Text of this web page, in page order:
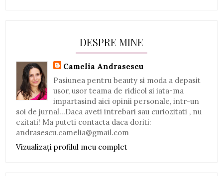
DESPRE MINE
Camelia Andrasescu
Pasiunea pentru beauty si moda a depasit
usor, usor teama de ridicol si iata-ma
impartasind aici opinii personale, intr-un
soi de jurnal...Daca aveti intrebari sau curiozitati , nu
ezitati! Ma puteti contacta daca doriti:
andrasescu.camelia@gmail.com
Vizualizați profilul meu complet